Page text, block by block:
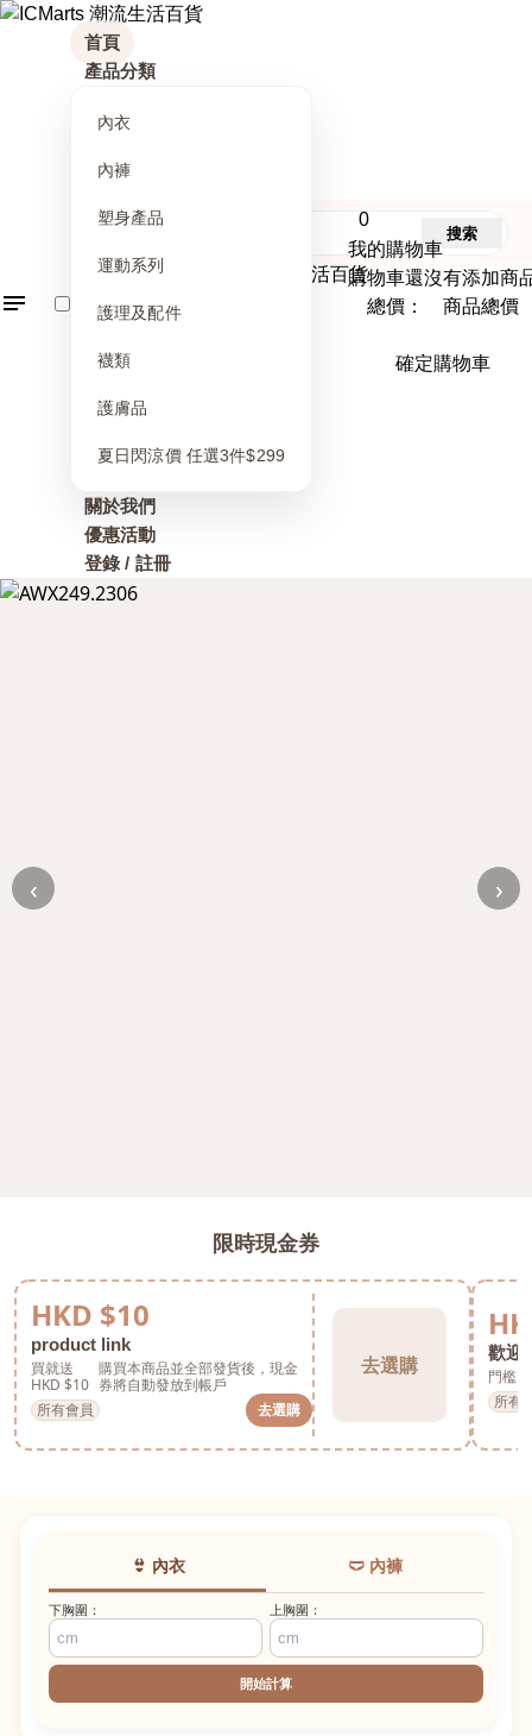
首頁
產品分類
內衣
內褲
塑身產品
運動系列
護理及配件
襪類
護膚品
夏日閃涼價 任選3件$299
關於我們
優惠活動
登錄 / 註冊
0
我的購物車
購物車還沒有添加商
總價： 商品總價
確定購物車
搜索
‹ ›
限時現金券
HKD $10
product link
買就送
HKD $10
購買本商品並全部發貨後，現金
券將自動發放到帳戶
所有會員
去選購
去選購
歡迎
門檻
所有
👙 內衣 🩲 內褲
下胸圍： 上胸圍：
開始計算